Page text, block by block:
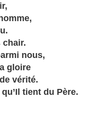
chair.
nous,
gloire
vérité.
tient du Père.